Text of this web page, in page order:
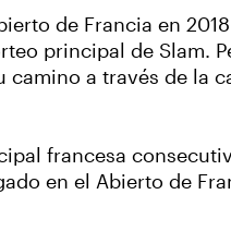
de Francia en
principal de Slam.
a través de la
francesa
en el Abierto de